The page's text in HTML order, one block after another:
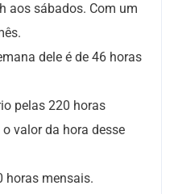
aos sábados. Com um
dele é de 46 horas
pelas 220 horas
valor da hora desse
horas mensais.